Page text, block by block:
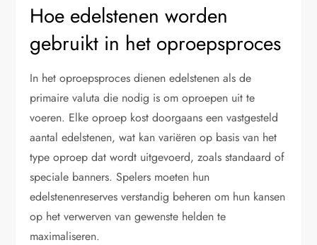
Hoe edelstenen worden
gebruikt in het oproepsproces
In het oproepsproces dienen edelstenen als de
primaire valuta die nodig is om oproepen uit te
voeren. Elke oproep kost doorgaans een vastgesteld
aantal edelstenen, wat kan variëren op basis van het
type oproep dat wordt uitgevoerd, zoals standaard of
speciale banners. Spelers moeten hun
edelstenenreserves verstandig beheren om hun kansen
op het verwerven van gewenste helden te
maximaliseren.